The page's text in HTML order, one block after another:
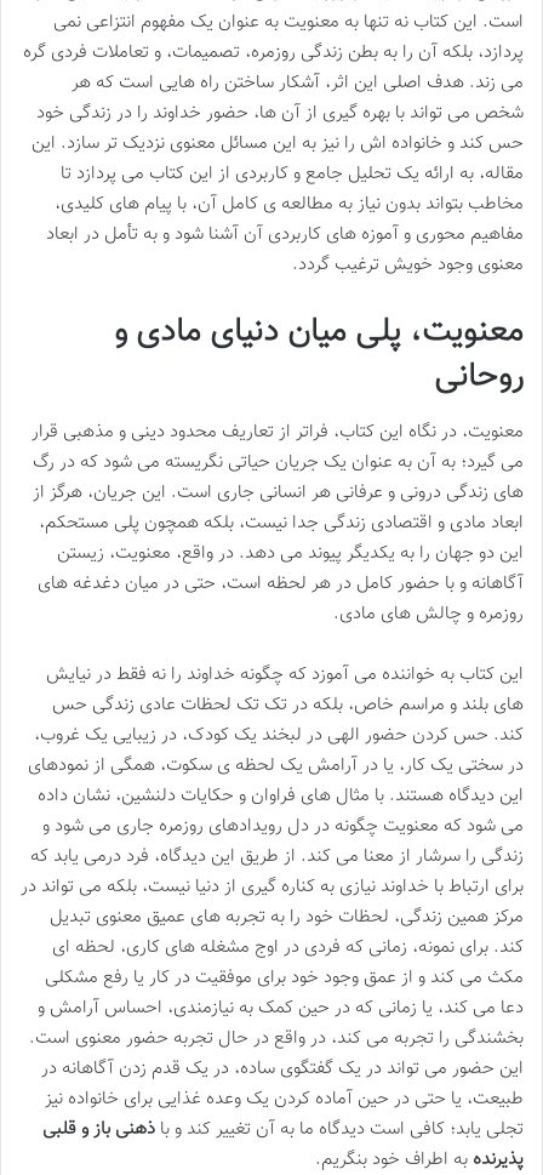
است. این کتاب نه تنها به معنویت به عنوان یک مفهوم انتزاعی نمی
پردازد، بلکه آن را به بطن زندگی روزمره، تصمیمات، و تعاملات فردی گره
می زند. هدف اصلی این اثر، آشکار ساختن راه هایی است که هر
شخص می تواند با بهره گیری از آن ها، حضور خداوند را در زندگی خود
حس کند و خانواده اش را نیز به این مسائل معنوی نزدیک تر سازد. این
مقاله، به ارائه یک تحلیل جامع و کاربردی از این کتاب می پردازد تا
مخاطب بتواند بدون نیاز به مطالعه ی کامل آن، با پیام های کلیدی،
مفاهیم محوری و آموزه های کاربردی آن آشنا شود و به تأمل در ابعاد
معنوی وجود خویش ترغیب گردد.
معنویت، پلی میان دنیای مادی و
روحانی
معنویت، در نگاه این کتاب، فراتر از تعاریف محدود دینی و مذهبی قرار
می گیرد؛ به آن به عنوان یک جریان حیاتی نگریسته می شود که در رگ
های زندگی درونی و عرفانی هر انسانی جاری است. این جریان، هرگز از
ابعاد مادی و اقتصادی زندگی جدا نیست، بلکه همچون پلی مستحکم،
این دو جهان را به یکدیگر پیوند می دهد. در واقع، معنویت، زیستن
آگاهانه و با حضور کامل در هر لحظه است، حتی در میان دغدغه های
روزمره و چالش های مادی.
این کتاب به خواننده می آموزد که چگونه خداوند را نه فقط در نیایش
های بلند و مراسم خاص، بلکه در تک تک لحظات عادی زندگی حس
کند. حس کردن حضور الهی در لبخند یک کودک، در زیبایی یک غروب،
در سختی یک کار، یا در آرامش یک لحظه ی سکوت، همگی از نمودهای
این دیدگاه هستند. با مثال های فراوان و حکایات دلنشین، نشان داده
می شود که معنویت چگونه در دل رویدادهای روزمره جاری می شود و
زندگی را سرشار از معنا می کند. از طریق این دیدگاه، فرد درمی یابد که
برای ارتباط با خداوند نیازی به کناره گیری از دنیا نیست، بلکه می تواند در
مرکز همین زندگی، لحظات خود را به تجربه های عمیق معنوی تبدیل
کند. برای نمونه، زمانی که فردی در اوج مشغله های کاری، لحظه ای
مکث می کند و از عمق وجود خود برای موفقیت در کار یا رفع مشکلی
دعا می کند، یا زمانی که در حین کمک به نیازمندی، احساس آرامش و
بخشندگی را تجربه می کند، در واقع در حال تجربه حضور معنوی است.
این حضور می تواند در یک گفتگوی ساده، در یک قدم زدن آگاهانه در
طبیعت، یا حتی در حین آماده کردن یک وعده غذایی برای خانواده نیز
تجلی یابد؛ کافی است دیدگاه ما به آن تغییر کند و با ذهنی باز و قلبی
پذیرنده به اطراف خود بنگریم.